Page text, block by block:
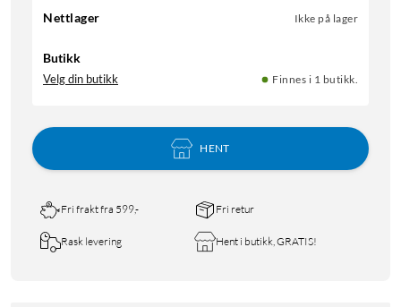
Nettlager Ikke på lager
Butikk
Velg din butikk Finnes i 1 butikk.
HENT
Fri frakt fra 599,- Fri retur
Rask levering Hent i butikk, GRATIS!